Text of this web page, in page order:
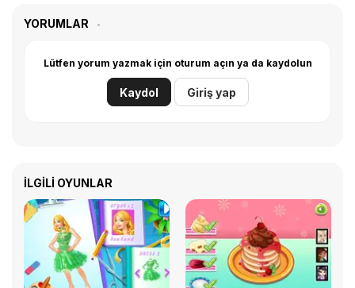
YORUMLAR
Lütfen yorum yazmak için oturum açın ya da kaydolun
Kaydol Giriş yap
İLGILI OYUNLAR